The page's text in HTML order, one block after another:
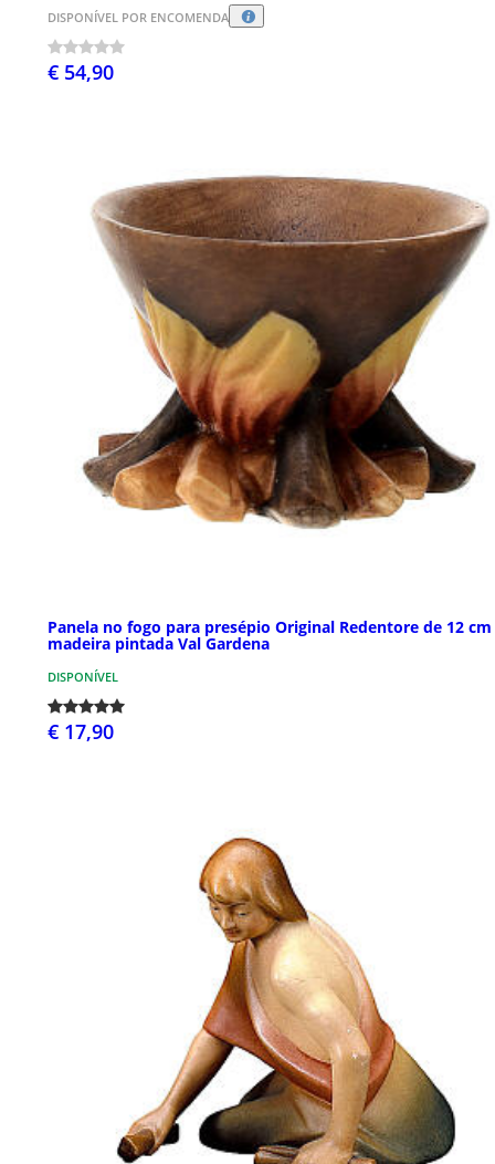
DISPONÍVEL POR ENCOMENDA
€ 54,90
Panela no fogo para presépio Original Redentore de 12 cm
madeira pintada Val Gardena
DISPONÍVEL
€ 17,90